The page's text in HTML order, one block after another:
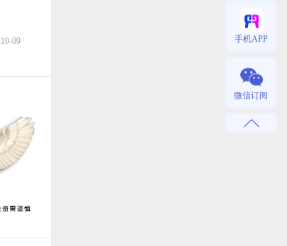
09 手机APP
微信订阅